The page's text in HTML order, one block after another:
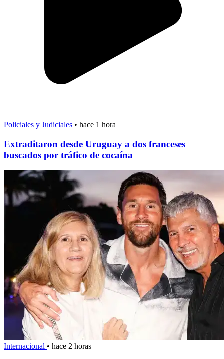
Policiales y Judiciales • hace 1 hora
Extraditaron desde Uruguay a dos franceses
buscados por tráfico de cocaína
Internacional • hace 2 horas